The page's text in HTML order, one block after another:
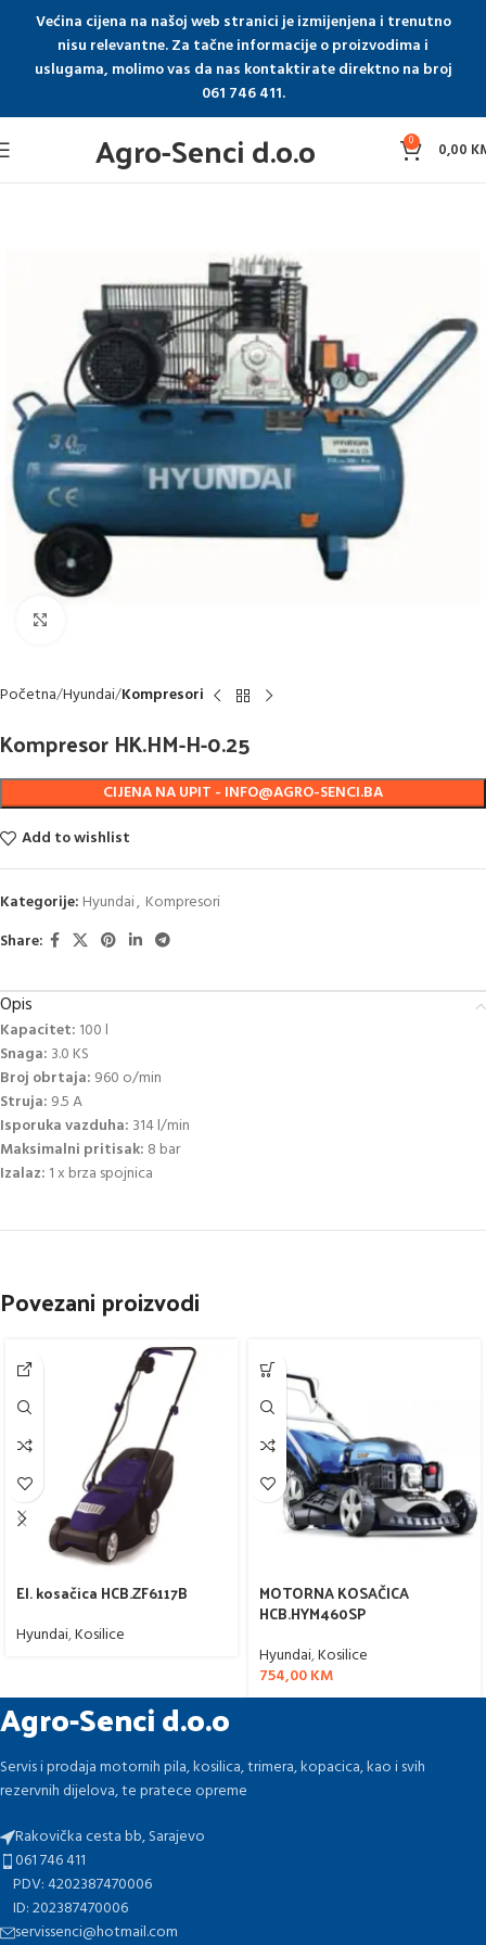
Većina cijena na našoj web stranici je izmijenjena i trenutno
nisu relevantne. Za tačne informacije o proizvodima i
uslugama, molimo vas da nas kontaktirate direktno na broj
061 746 411.
Agro-Senci d.o.o 0 0,00
Početna Hyundai Kompresori
Kompresor HK.HM-H-0.25
CIJENA NA UPIT - INFO@AGRO-SENCI.BA
Add to wishlist
Kategorije: Hyundai, Kompresori
Share:
Opis
Kapacitet: 100 l
Snaga: 3.0 KS
Broj obrtaja: 960 o/min
Struja: 9.5 A
Isporuka vazduha: 314 l/min
Maksimalni pritisak: 8 bar
Izalaz: 1 x brza spojnica
Povezani proizvodi
El. kosačica HCB.ZF6117B
Hyundai,Kosilice
MOTORNA KOSAČICA
HCB.HYM460SP
Hyundai,Kosilice
754,00KM
Agro-Senci d.o.o
Servis i prodaja motornih pila, kosilica, trimera, kopacica, kao i svih
rezervnih dijelova, te pratece opreme
Rakovička cesta bb, Sarajevo
061 746 411
PDV: 4202387470006
ID: 202387470006
servissenci@hotmail.com